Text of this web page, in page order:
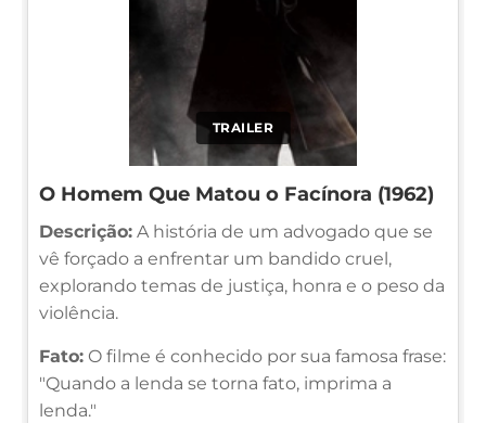
TRAILER
O Homem Que Matou o Facínora (1962)
Descrição: A história de um advogado que se
vê forçado a enfrentar um bandido cruel,
explorando temas de justiça, honra e o peso da
violência.
Fato: O filme é conhecido por sua famosa frase:
"Quando a lenda se torna fato, imprima a
lenda."